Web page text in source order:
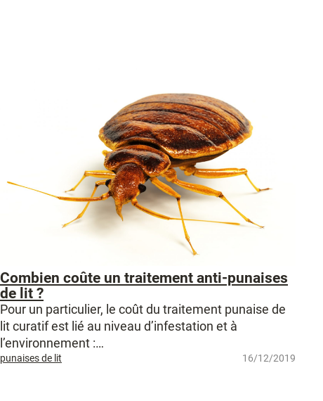
Combien coûte un traitement anti-punaises
de lit ?
Pour un particulier, le coût du traitement punaise de
lit curatif est lié au niveau d’infestation et à
l’environnement :…
punaises de lit 16/12/2019